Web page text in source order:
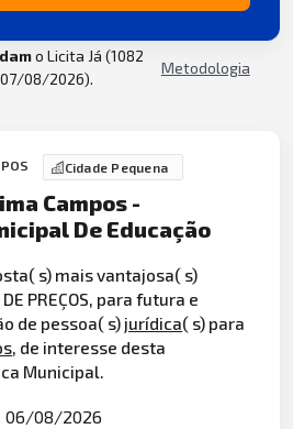
o Licita Já (1082
08/2026).
Metodologia
Cidade Pequena
Campos -
De Educação
s) mais vantajosa( s)
PREÇOS, para futura e
de pessoa( s) jurídica( s) para
, de interesse desta
Municipal.
06/08/2026